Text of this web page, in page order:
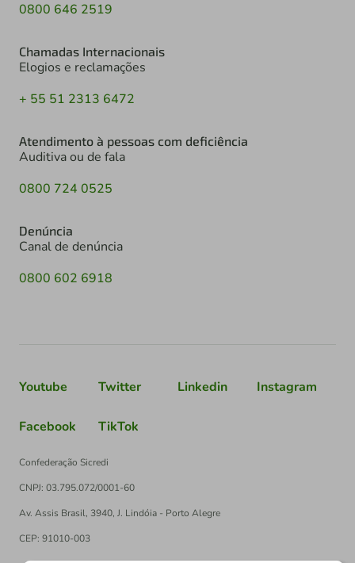
0800 646 2519
Chamadas Internacionais
Elogios e reclamações
+ 55 51 2313 6472
Atendimento à pessoas com deficiência
Auditiva ou de fala
0800 724 0525
Denúncia
Canal de denúncia
0800 602 6918
Youtube Twitter Linkedin Instagram
Facebook TikTok
Confederação Sicredi
CNPJ: 03.795.072/0001-60
Av. Assis Brasil, 3940, J. Lindóia - Porto Alegre
CEP: 91010-003